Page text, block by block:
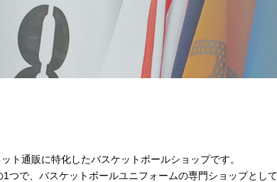
ト通販に特化したバスケットボールショップです。
つで、バスケットボールユニフォームの専門ショップとし